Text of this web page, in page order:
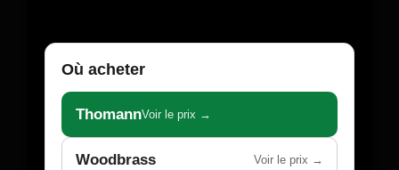
Où acheter
ThomannVoir le prix →
Woodbrass Voir le prix →